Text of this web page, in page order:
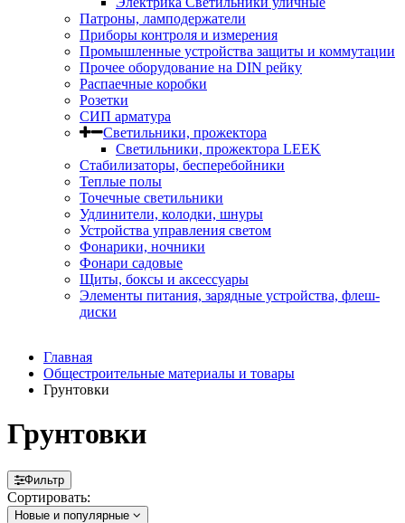
Патроны, ламподержатели
Приборы контроля и измерения
Промышленные устройства защиты и коммутации
Прочее оборудование на DIN рейку
Распаечные коробки
Розетки
СИП арматура
Светильники, прожектора
Светильники, прожектора LEEK
Стабилизаторы, бесперебойники
Теплые полы
Точечные светильники
Удлинители, колодки, шнуры
Устройства управления светом
Фонарики, ночники
Фонари садовые
Щиты, боксы и аксессуары
Элементы питания, зарядные устройства, флеш-
диски
Главная
Общестроительные материалы и товары
Грунтовки
Грунтовки
Фильтр
Сортировать:
Новые и популярные